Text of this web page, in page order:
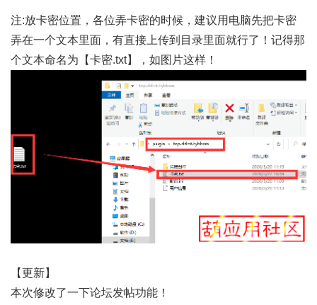
注:放卡密位置，各位弄卡密的时候，建议用电脑先把卡密
弄在一个文本里面，有直接上传到目录里面就行了！记得那
个文本命名为【卡密.txt】，如图片这样！
【更新】
本次修改了一下论坛发帖功能！